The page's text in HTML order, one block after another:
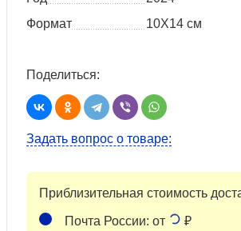
Формат
10Х14 см
Поделиться:
Задать вопрос о товаре:
Приблизительная стоимость
Почта России: от ₽